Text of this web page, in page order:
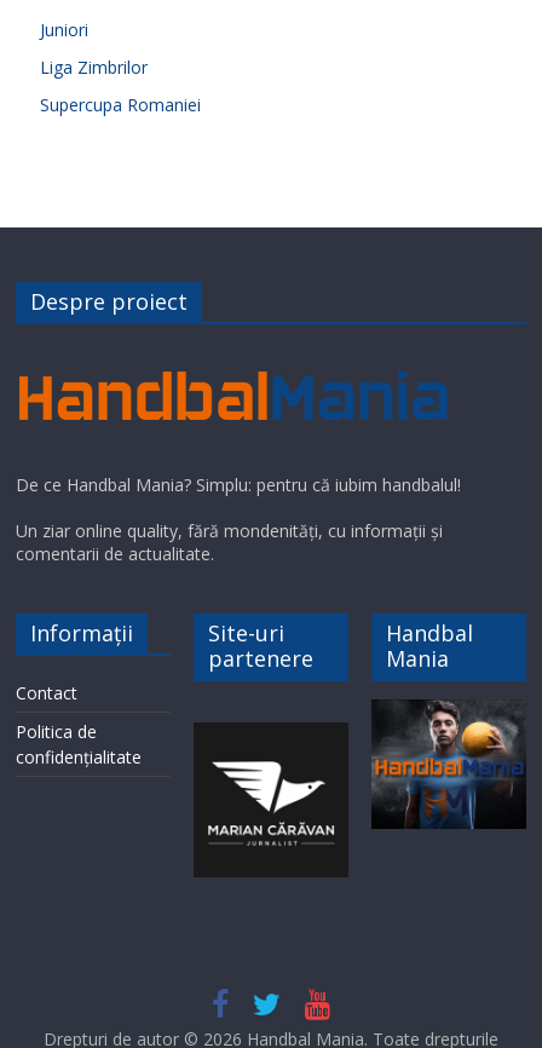
Juniori
Liga Zimbrilor
Supercupa Romaniei
Despre proiect
De ce Handbal Mania? Simplu: pentru că iubim handbalul!
Un ziar online quality, fără mondenități, cu informații și
comentarii de actualitate.
Informații
Contact
Politica de
confidențialitate
Site-uri
partenere
Handbal
Mania
Drepturi de autor © 2026 Handbal Mania. Toate drepturile